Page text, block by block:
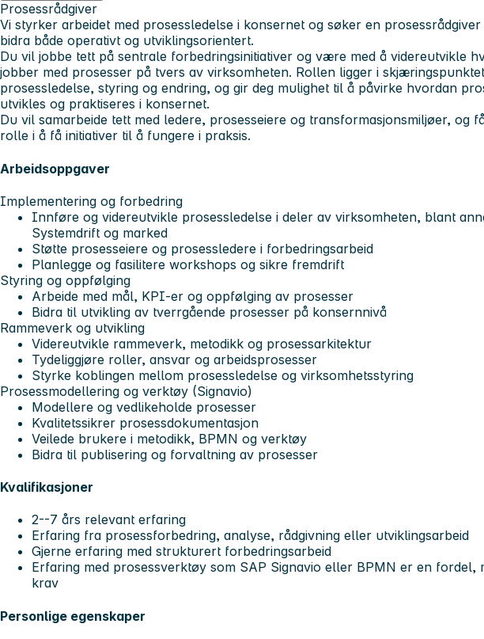
Prosessrådgiver
Vi styrker arbeidet med prosessledelse i konsernet og søker en
bidra både operativt og utviklingsorientert.
Du vil jobbe tett på sentrale forbedringsinitiativer og være med å videreutvikle
jobber med prosesser på tvers av virksomheten. Rollen ligger i
prosessledelse, styring og endring, og gir deg mulighet til å påvirke hvordan
utvikles og praktiseres i konsernet.
Du vil samarbeide tett med ledere, prosesseiere og transformasjonsmiljøer, og
rolle i å få initiativer til å fungere i praksis.
Arbeidsoppgaver
Implementering og forbedring
Innføre og videreutvikle prosessledelse i deler av virksomheten, blant
Systemdrift og marked
Støtte prosesseiere og prosessledere i forbedringsarbeid
Planlegge og fasilitere workshops og sikre fremdrift
Styring og oppfølging
Arbeide med mål, KPI-er og oppfølging av prosesser
Bidra til utvikling av tverrgående prosesser på konsernnivå
Rammeverk og utvikling
Videreutvikle rammeverk, metodikk og prosessarkitektur
Tydeliggjøre roller, ansvar og arbeidsprosesser
Styrke koblingen mellom prosessledelse og virksomhetsstyring
Prosessmodellering og verktøy (Signavio)
Modellere og vedlikeholde prosesser
Kvalitetssikrer prosessdokumentasjon
Veilede brukere i metodikk, BPMN og verktøy
Bidra til publisering og forvaltning av prosesser
Kvalifikasjoner
2--7 års relevant erfaring
Erfaring fra prosessforbedring, analyse, rådgivning eller utviklingsarbeid
Gjerne erfaring med strukturert forbedringsarbeid
Erfaring med prosessverktøy som SAP Signavio eller BPMN er en fordel,
krav
Personlige egenskaper